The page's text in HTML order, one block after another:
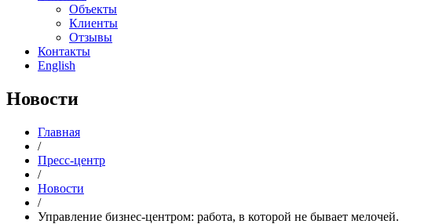
Объекты
Клиенты
Отзывы
Контакты
English
Новости
Главная
/
Пресс-центр
/
Новости
/
Управление бизнес-центром: работа, в которой не бывает мелочей.